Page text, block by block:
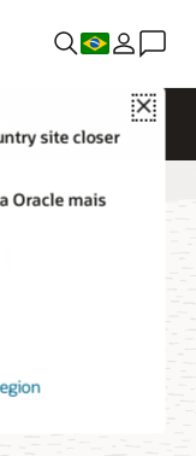
Close
site closer
Oracle mais